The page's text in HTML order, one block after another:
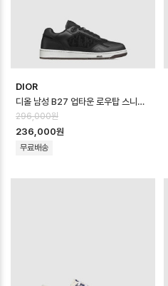
DIOR
디올 남성 B27 업타운 로우탑 스니커즈 - Dior Mens B27 Uptown Low …
296,000원
236,000원
무료배송